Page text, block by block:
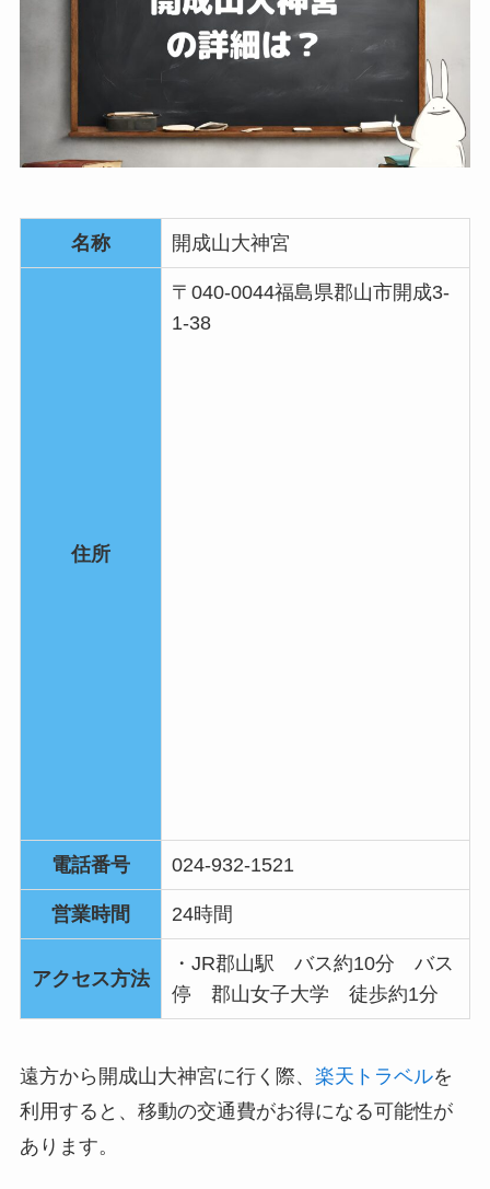
名称 開成山大神宮
住所
〒040-0044福島県郡山市開成3-
1-38
電話番号 024-932-1521
営業時間 24時間
アクセス方法
・JR郡山駅 バス約10分 バス
停 郡山女子大学 徒歩約1分
遠方から開成山大神宮に行く際、 楽天トラベルを
利用すると、移動の交通費がお得になる可能性が
あります。